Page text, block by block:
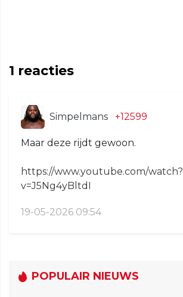
1 reacties
Simpelmans +12599
Maar deze rijdt gewoon.
https://www.youtube.com/watch?
v=J5Ng4yBltdI
19-05-2026 09:54
POPULAIR NIEUWS